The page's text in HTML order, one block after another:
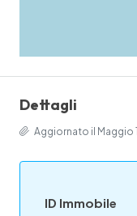
Dettagli
Aggiornato il Maggio
ID Immobile